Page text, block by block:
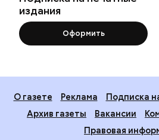
издания
Оформить
О газете Реклама
Подписка
Архив газеты
Вакансии
Правовая